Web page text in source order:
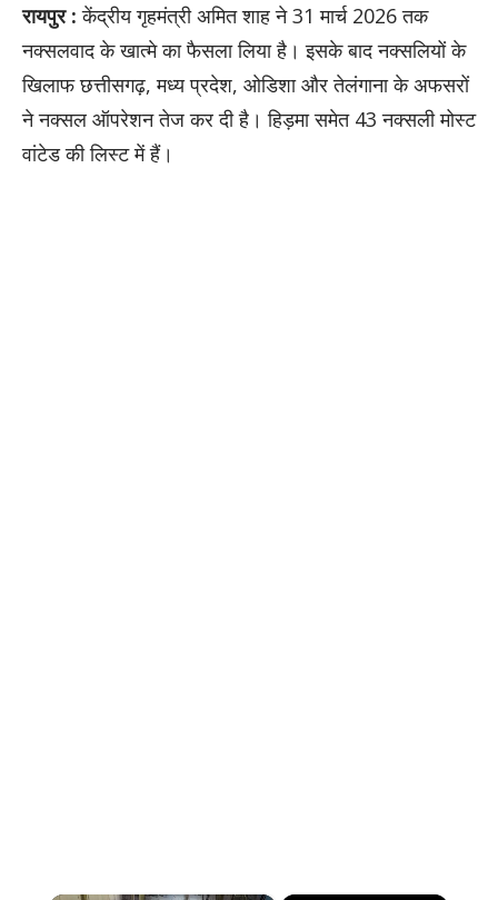
रायपुर : केंद्रीय गृहमंत्री अमित शाह ने 31 मार्च 2026 तक
नक्सलवाद के खात्मे का फैसला लिया है। इसके बाद नक्सलियों के
खिलाफ छत्तीसगढ़, मध्य प्रदेश, ओडिशा और तेलंगाना के अफसरों
ने नक्सल ऑपरेशन तेज कर दी है। हिड़मा समेत 43 नक्सली मोस्ट
वांटेड की लिस्ट में हैं।